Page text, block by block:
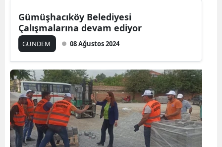
Gümüşhacıköy Belediyesi
Çalışmalarına devam ediyor
GÜNDEM 08 Ağustos 2024